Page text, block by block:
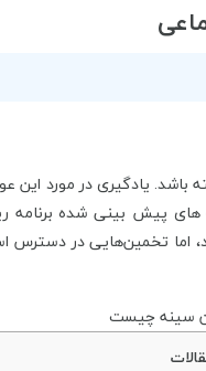
یادگیری در مورد این
های پیش بینی شده برنامه
اما تخمین‌هایی در